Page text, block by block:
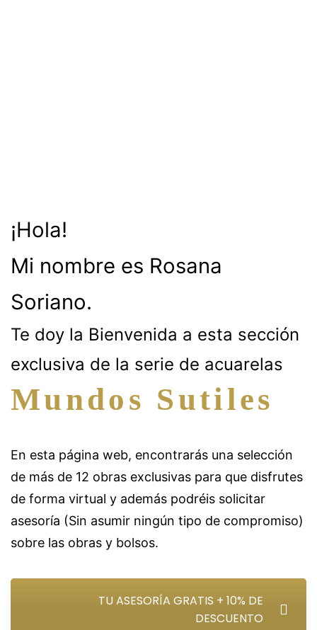
¡Hola!
Mi nombre es Rosana
Soriano.
Te doy la Bienvenida a esta sección
exclusiva de la serie de acuarelas
Mundos Sutiles
En esta página web, encontrarás una selección
de más de 12 obras exclusivas para que disfrutes
de forma virtual y además podréis solicitar
asesoría (Sin asumir ningún tipo de compromiso)
sobre las obras y bolsos.
TU ASESORÍA GRATIS + 10% DE
DESCUENTO